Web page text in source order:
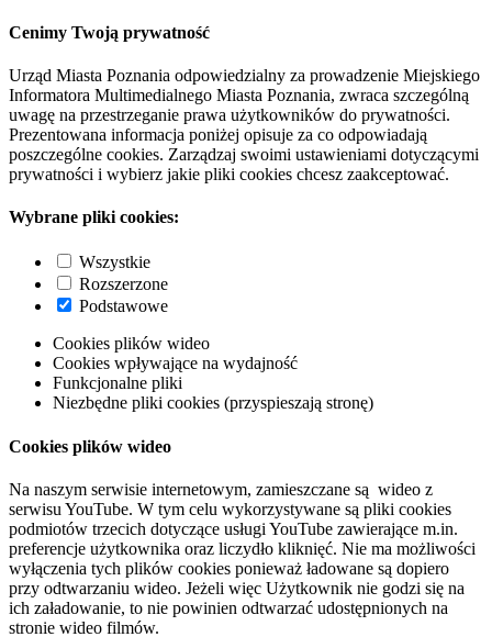
Cenimy Twoją prywatność
Urząd Miasta Poznania odpowiedzialny za prowadzenie Miejskiego
Informatora Multimedialnego Miasta Poznania, zwraca szczególną
uwagę na przestrzeganie prawa użytkowników do prywatności.
Prezentowana informacja poniżej opisuje za co odpowiadają
poszczególne cookies. Zarządzaj swoimi ustawieniami dotyczącymi
prywatności i wybierz jakie pliki cookies chcesz zaakceptować.
Wybrane pliki cookies:
Wszystkie
Rozszerzone
Podstawowe
Cookies plików wideo
Cookies wpływające na wydajność
Funkcjonalne pliki
Niezbędne pliki cookies (przyspieszają stronę)
Cookies plików wideo
Na naszym serwisie internetowym, zamieszczane są wideo z
serwisu YouTube. W tym celu wykorzystywane są pliki cookies
podmiotów trzecich dotyczące usługi YouTube zawierające m.in.
preferencje użytkownika oraz liczydło kliknięć. Nie ma możliwości
wyłączenia tych plików cookies ponieważ ładowane są dopiero
przy odtwarzaniu wideo. Jeżeli więc Użytkownik nie godzi się na
ich załadowanie, to nie powinien odtwarzać udostępnionych na
stronie wideo filmów.